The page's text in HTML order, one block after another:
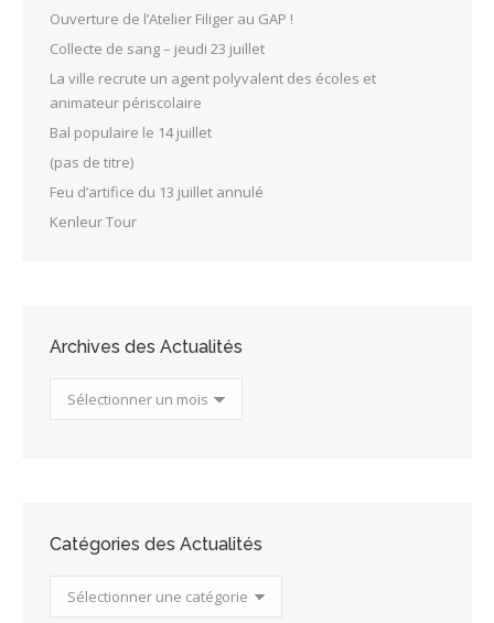
Ouverture de l’Atelier Filiger au GAP !
Collecte de sang – jeudi 23 juillet
La ville recrute un agent polyvalent des écoles et
animateur périscolaire
Bal populaire le 14 juillet
(pas de titre)
Feu d’artifice du 13 juillet annulé
Kenleur Tour
Archives des Actualités
Archives
des
Catégories des Actualités
Catégories
des